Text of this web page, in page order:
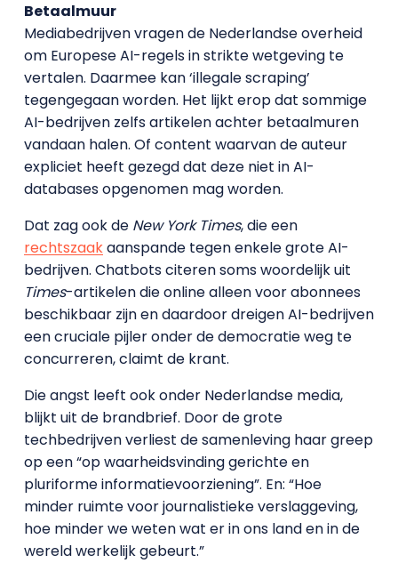
Betaalmuur
Mediabedrijven vragen de Nederlandse overheid
om Europese AI-regels in strikte wetgeving te
vertalen. Daarmee kan ‘illegale scraping’
tegengegaan worden. Het lijkt erop dat sommige
AI-bedrijven zelfs artikelen achter betaalmuren
vandaan halen. Of content waarvan de auteur
expliciet heeft gezegd dat deze niet in AI-
databases opgenomen mag worden.
Dat zag ook de New York Times, die een
rechtszaakaanspande tegen enkele grote AI-
bedrijven. Chatbots citeren soms woordelijk uit
Times-artikelen die online alleen voor abonnees
beschikbaar zijn en daardoor dreigen AI-bedrijven
een cruciale pijler onder de democratie weg te
concurreren, claimt de krant.
Die angst leeft ook onder Nederlandse media,
blijkt uit de brandbrief. Door de grote
techbedrijven verliest de samenleving haar greep
op een “op waarheidsvinding gerichte en
pluriforme informatievoorziening”. En: “Hoe
minder ruimte voor journalistieke verslaggeving,
hoe minder we weten wat er in ons land en in de
wereld werkelijk gebeurt.”